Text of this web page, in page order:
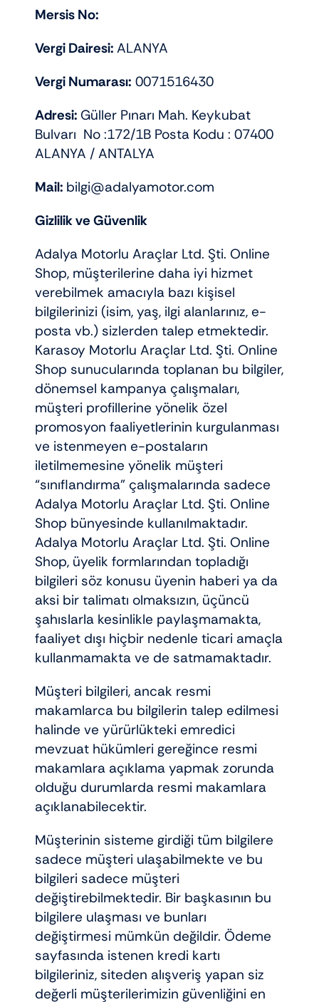
Mersis No:
Vergi Dairesi:ALANYA
Vergi Numarası: 0071516430
Adresi: Güller Pınarı Mah. Keykubat
Bulvarı No :172/1B Posta Kodu : 07400
ALANYA / ANTALYA
Mail: bilgi@adalyamotor.com
Gizlilik ve Güvenlik
Adalya Motorlu Araçlar Ltd. Şti. Online
Shop, müşterilerine daha iyi hizmet
verebilmek amacıyla bazı kişisel
bilgilerinizi (isim, yaş, ilgi alanlarınız, e-
posta vb.) sizlerden talep etmektedir.
Karasoy Motorlu Araçlar Ltd. Şti. Online
Shop sunucularında toplanan bu bilgiler,
dönemsel kampanya çalışmaları,
müşteri profillerine yönelik özel
promosyon faaliyetlerinin kurgulanması
ve istenmeyen e-postaların
iletilmemesine yönelik müşteri
“sınıflandırma” çalışmalarında sadece
Adalya Motorlu Araçlar Ltd. Şti. Online
Shop bünyesinde kullanılmaktadır.
Adalya Motorlu Araçlar Ltd. Şti. Online
Shop, üyelik formlarından topladığı
bilgileri söz konusu üyenin haberi ya da
aksi bir talimatı olmaksızın, üçüncü
şahıslarla kesinlikle paylaşmamakta,
faaliyet dışı hiçbir nedenle ticari amaçla
kullanmamakta ve de satmamaktadır.
Müşteri bilgileri, ancak resmi
makamlarca bu bilgilerin talep edilmesi
halinde ve yürürlükteki emredici
mevzuat hükümleri gereğince resmi
makamlara açıklama yapmak zorunda
olduğu durumlarda resmi makamlara
açıklanabilecektir.
Müşterinin sisteme girdiği tüm bilgilere
sadece müşteri ulaşabilmekte ve bu
bilgileri sadece müşteri
değiştirebilmektedir. Bir başkasının bu
bilgilere ulaşması ve bunları
değiştirmesi mümkün değildir. Ödeme
sayfasında istenen kredi kartı
bilgileriniz, siteden alışveriş yapan siz
değerli müşterilerimizin güvenliğini en